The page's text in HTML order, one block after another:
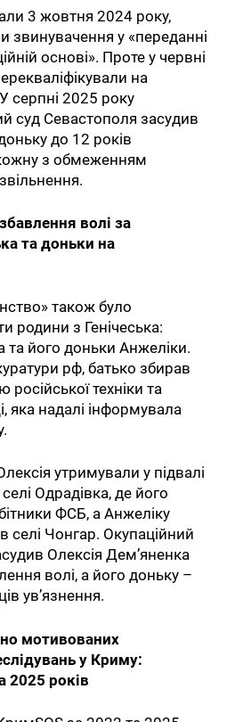
3 жовтня 2024 року,
звинувачення у «переданні
основі». Проте у червні
на
серпні 2025 року
суд Севастополя засудив
до 12 років
з обмеженням
волі за
та доньки на
також було
родини з Генічеська:
та його доньки Анжеліки.
рф, батько збирав
російської техніки та
яка надалі інформувала
утримували у підвалі
Одрадівка, де його
ФСБ, а Анжеліку
селі Чонгар. Окупаційний
Олексія Дем’яненка
волі, а його доньку –
ув’язнення.
мотивованих
у Криму:
2025 років